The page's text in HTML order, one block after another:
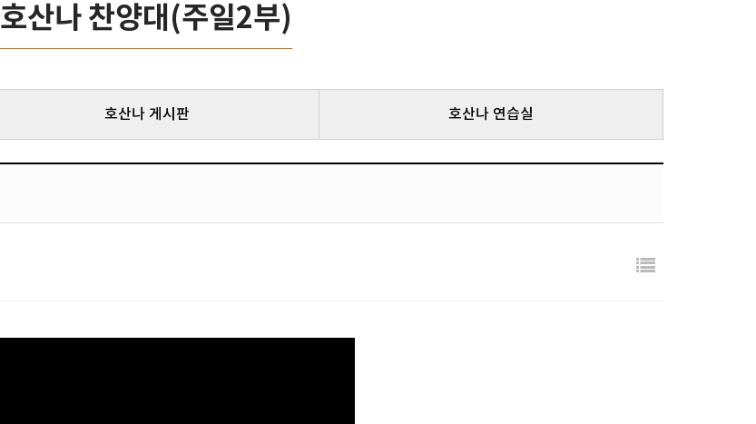
호산나 찬양대(주일2부)
호산나 게시판 호산나 연습실